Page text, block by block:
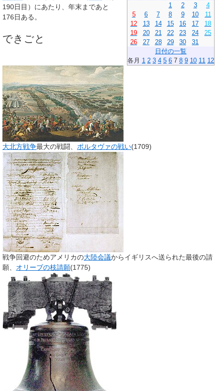
1
2 3
4
5
6 7 8 9 10
11
12
13 14 15 16 17
18
19
20 21 22 23 24
25
26
27 28 29 30
31
日付の一覧
各月 1 2 3 4 5 6 7 8 9 10 11 12
190日目）にあたり、年末まであと
176日ある。
できごと
大北方戦争最大の戦闘、 ポルタヴァの戦い(1709)
戦争回避のためアメリカの大陸会議からイギリスへ送られた最後の請
願、 オリーブの枝請願(1775)